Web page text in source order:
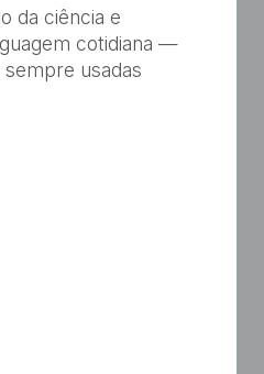
da ciência e
cotidiana —
usadas